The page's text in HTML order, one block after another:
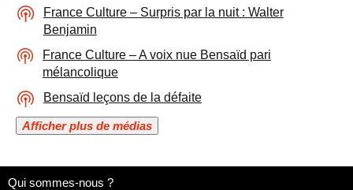
France Culture – Surpris par la nuit : Walter
Benjamin
France Culture – A voix nue Bensaïd pari
mélancolique
Bensaïd leçons de la défaite
Afficher plus de médias
Qui sommes-nous ?